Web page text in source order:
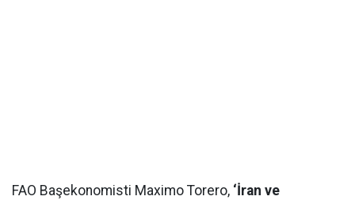
FAO Başekonomisti Maximo Torero, ‘İran ve